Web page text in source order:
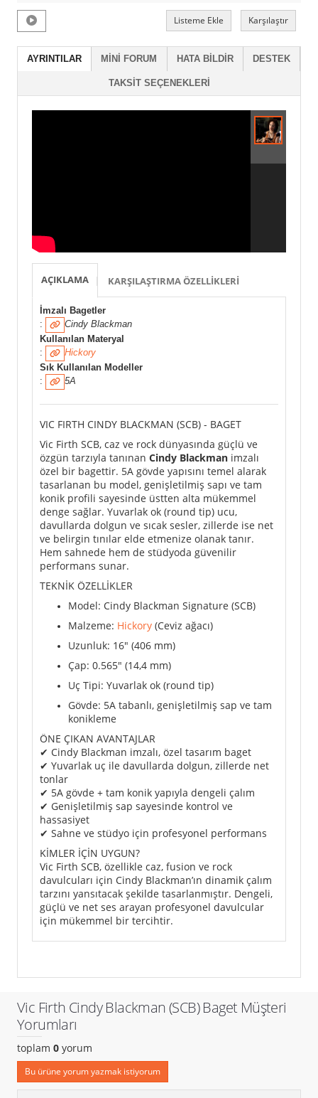
Listeme Ekle Karşılaştır
AYRINTILAR MINI FORUM HATA BILDIR DESTEK
TAKSIT SEÇENEKLERI
AÇIKLAMA KARŞILAŞTIRMA ÖZELLIKLERI
İmzalı Bagetler
:
Cindy Blackman
Kullanılan Materyal
:
Hickory
Sık Kullanılan Modeller
:
5A
VIC FIRTH CINDY BLACKMAN (SCB) - BAGET
Vic Firth SCB, caz ve rock dünyasında güçlü ve
özgün tarzıyla tanınan Cindy Blackman imzalı
özel bir bagettir. 5A gövde yapısını temel alarak
tasarlanan bu model, genişletilmiş sapı ve tam
konik profili sayesinde üstten alta mükemmel
denge sağlar. Yuvarlak ok (round tip) ucu,
davullarda dolgun ve sıcak sesler, zillerde ise net
ve belirgin tınılar elde etmenize olanak tanır.
Hem sahnede hem de stüdyoda güvenilir
performans sunar.
TEKNİK ÖZELLİKLER
Model: Cindy Blackman Signature (SCB)
Malzeme: Hickory (Ceviz ağacı)
Uzunluk: 16" (406 mm)
Çap: 0.565" (14,4 mm)
Uç Tipi: Yuvarlak ok (round tip)
Gövde: 5A tabanlı, genişletilmiş sap ve tam
konikleme
ÖNE ÇIKAN AVANTAJLAR
✔ Cindy Blackman imzalı, özel tasarım baget
✔ Yuvarlak uç ile davullarda dolgun, zillerde net
tonlar
✔ 5A gövde + tam konik yapıyla dengeli çalım
✔ Genişletilmiş sap sayesinde kontrol ve
hassasiyet
✔ Sahne ve stüdyo için profesyonel performans
KİMLER İÇİN UYGUN?
Vic Firth SCB, özellikle caz, fusion ve rock
davulcuları için Cindy Blackman’ın dinamik çalım
tarzını yansıtacak şekilde tasarlanmıştır. Dengeli,
güçlü ve net ses arayan profesyonel davulcular
için mükemmel bir tercihtir.
Vic Firth Cindy Blackman (SCB) Baget Müşteri
Yorumları
toplam 0 yorum
Bu ürüne yorum yazmak istiyorum